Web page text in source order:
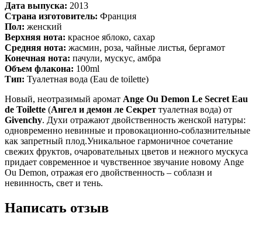
Дата выпуска: 2013
Страна изготовитель: Франция
Пол: женский
Верхняя нота: красное яблоко, сахар
Средняя нота: жасмин, роза, чайные листья, бергамот
Конечная нота: пачули, мускус, амбра
Объем флакона: 100ml
Тип: Туалетная вода (Eau de toilette)
Новый, неотразимый аромат Ange Ou Demon Le Secret Eau
de Toilette (Ангел и демон ле Секрет туалетная вода) от
Givenchy. Духи отражают двойственность женской натуры:
одновременно невинные и провокационно-соблазнительные
как запретный плод.Уникальное гармоничное сочетание
свежих фруктов, очаровательных цветов и нежного мускуса
придает современное и чувственное звучание новому Ange
Ou Demon, отражая его двойственность – соблазн и
невинность, свет и тень.
Написать отзыв